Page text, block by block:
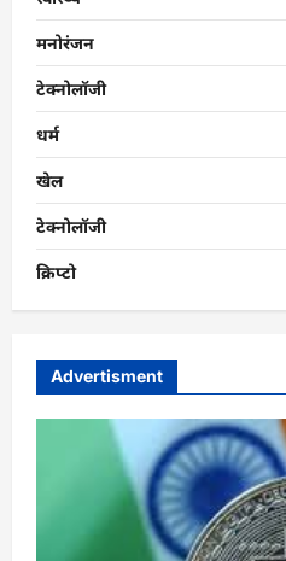
मनोरंजन
टेक्नोलॉजी
धर्म
खेल
टेक्नोलॉजी
क्रिप्टो
Advertisment